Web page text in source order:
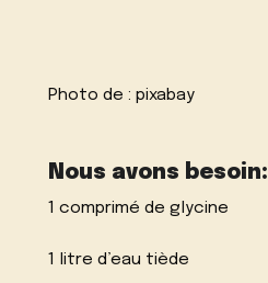
Photo de :pixabay
Nous avons besoin:
1 comprimé de glycine
1 litre d’eau tiède